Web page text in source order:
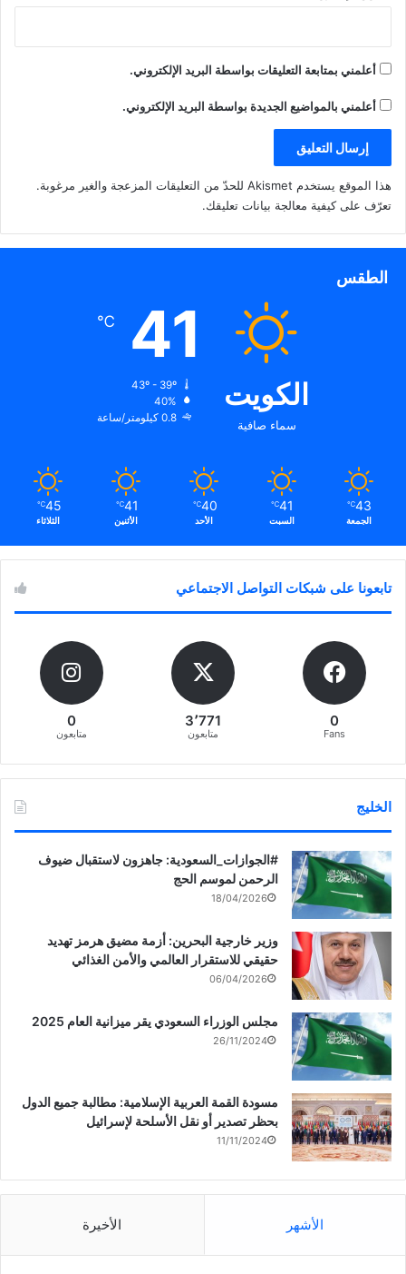
أعلمني بمتابعة التعليقات بواسطة البريد الإلكتروني.
أعلمني بالمواضيع الجديدة بواسطة البريد الإلكتروني.
هذا الموقع يستخدم Akismet للحدّ من التعليقات المزعجة والغير مرغوبة.
تعرّف على كيفية معالجة بيانات تعليقك.
الطقس
الكويت
سماء صافية
41
℃
40%
0.8 كيلومتر/ساعة
43
℃
الجمعة
41
℃
السبت
40
℃
الأحد
41
℃
الأثنين
45
℃
الثلاثاء
تابعونا على شبكات التواصل الاجتماعي
0
Fans
3٬771
متابعون
0
متابعون
الخليج
‏‎#الجوازات_السعودية: جاهزون لاستقبال ضيوف
الرحمن لموسم الحج
18/04/2026
وزير خارجية البحرين: أزمة مضيق هرمز تهديد
حقيقي للاستقرار العالمي والأمن الغذائي
06/04/2026
مجلس الوزراء السعودي يقر ميزانية العام 2025
26/11/2024
مسودة القمة العربية الإسلامية: مطالبة جميع الدول
بحظر تصدير أو نقل الأسلحة لإسرائيل
11/11/2024
الأشهر الأخيرة